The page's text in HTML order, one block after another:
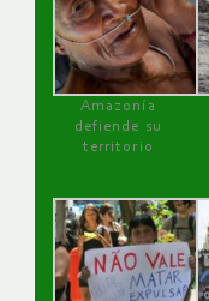
Amazonía
defiende su
territorio